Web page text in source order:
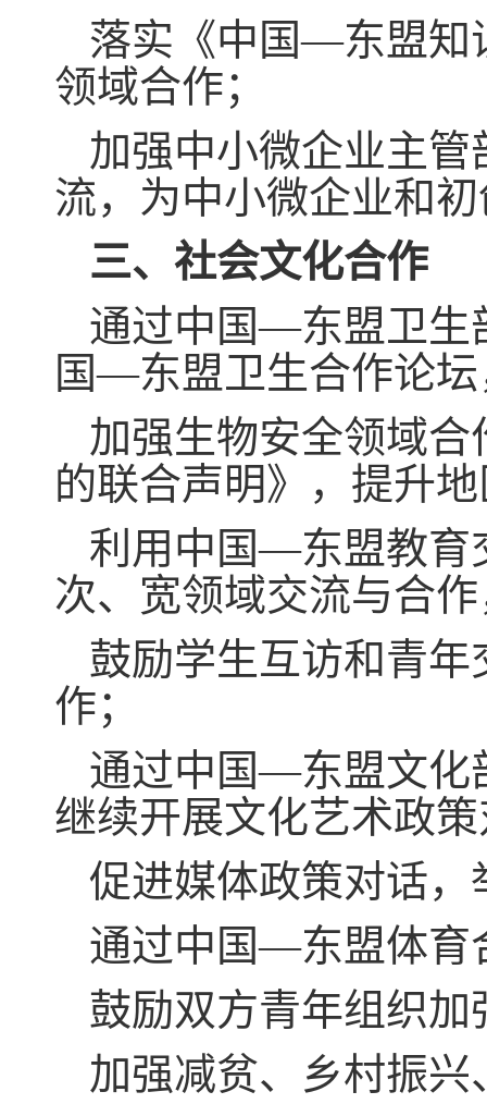
落实《中国—东盟知
领域合作；
加强中小微企业主
流，为中小微企业和
三、社会文化合作
通过中国—东盟卫生
国—东盟卫生合作论
加强生物安全领域
的联合声明》，提升
利用中国—东盟教育
次、宽领域交流与合
鼓励学生互访和青
作；
通过中国—东盟文化
继续开展文化艺术政
促进媒体政策对话
通过中国—东盟体育
鼓励双方青年组织
加强减贫、乡村振